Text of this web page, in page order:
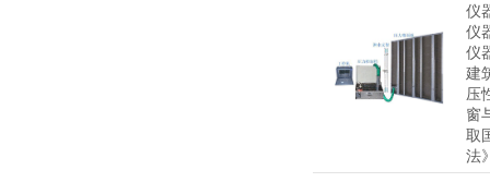
仪
仪
仪
建
压
窗
取
法